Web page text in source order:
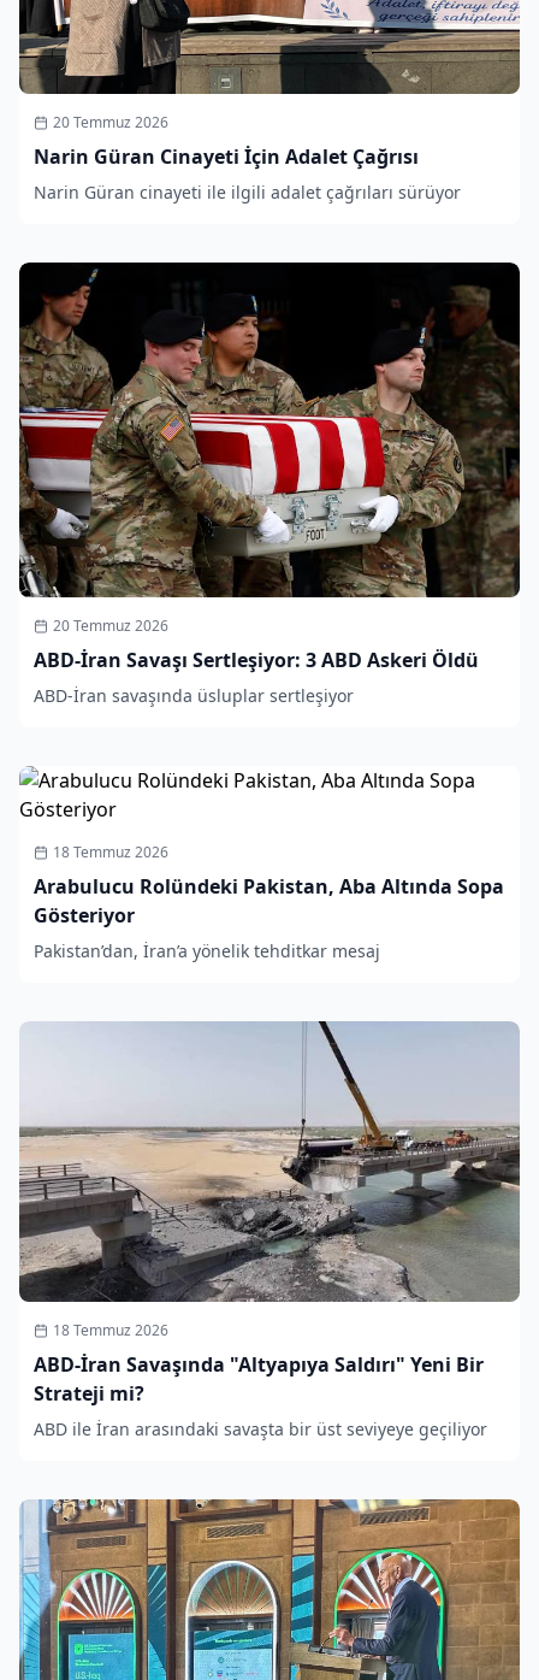
20 Temmuz 2026
Narin Güran Cinayeti İçin Adalet Çağrısı
Narin Güran cinayeti ile ilgili adalet çağrıları sürüyor
20 Temmuz 2026
ABD-İran Savaşı Sertleşiyor: 3 ABD Askeri Öldü
ABD-İran savaşında üsluplar sertleşiyor
18 Temmuz 2026
Arabulucu Rolündeki Pakistan, Aba Altında Sopa
Gösteriyor
Pakistan’dan, İran’a yönelik tehditkar mesaj
18 Temmuz 2026
ABD-İran Savaşında "Altyapıya Saldırı" Yeni Bir
Strateji mi?
ABD ile İran arasındaki savaşta bir üst seviyeye geçiliyor